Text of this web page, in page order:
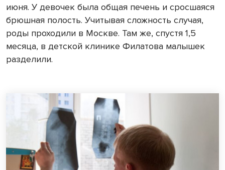
июня. У девочек была общая печень и сросшаяся
брюшная полость. Учитывая сложность случая,
роды проходили в Москве. Там же, спустя 1,5
месяца, в детской клинике Филатова малышек
разделили.